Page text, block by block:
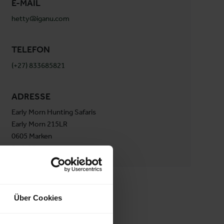
Über Cookies
E-MAIL
hetty@iganu.com
TELEFON
(+27) 833685821
ADRESSE
Early Morn Hunting Safaris
Early Morn 215LR
0605 Marken
Südafrika